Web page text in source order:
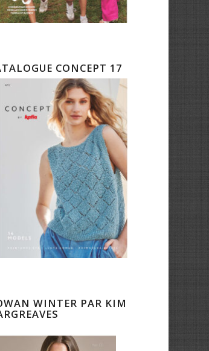
CONCEPT 17
WINTER PAR KIM